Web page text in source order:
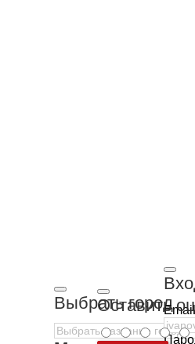
Выбрать городEmail
Оставить